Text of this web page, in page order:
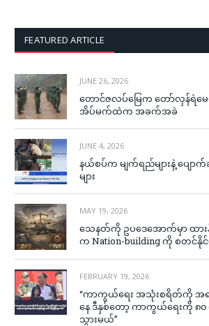
FEATURED ARTICLE
JUNE 26, 2026
တောင်ဇလပ်မြေက တော်လှန်ရဲမ
အိပ်မက်ထဲက အခက်အခဲ
JUNE 4, 2026
နယ်စပ်က မျက်ရည်များနဲ့ ပျေ
များ
MAY 19, 2026
သေနတ်ကို ဥပဒေအောက်မှာ ထား
က Nation-building ကို စတင်နို
FEBRUARY 19, 2026
“ကာကွယ်ရေး အသုံးစရိတ်ကို အရ
နေ ဒီနှစ်တော့ ကာကွယ်ရေးကို ၈၀
သွားမယ်”